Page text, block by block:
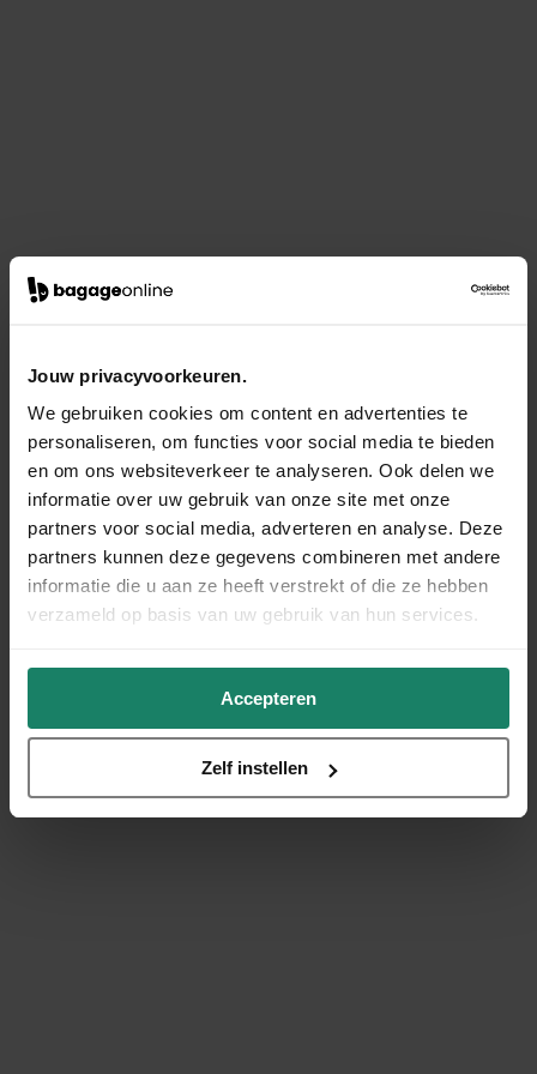
Jouw privacyvoorkeuren.
We gebruiken cookies om content en advertenties te
personaliseren, om functies voor social media te bieden
en om ons websiteverkeer te analyseren. Ook delen we
informatie over uw gebruik van onze site met onze
partners voor social media, adverteren en analyse. Deze
partners kunnen deze gegevens combineren met andere
informatie die u aan ze heeft verstrekt of die ze hebben
verzameld op basis van uw gebruik van hun services.
Accepteren
Zelf instellen